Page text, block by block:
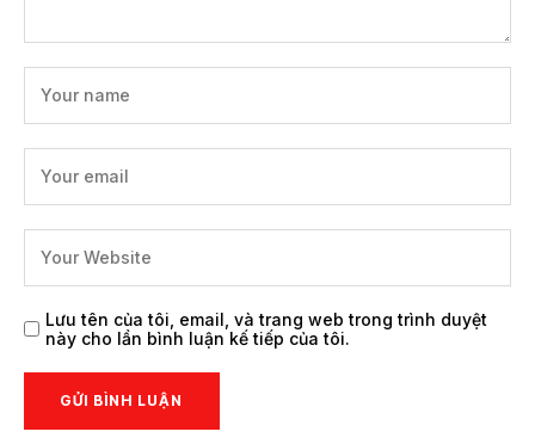
Lưu tên của tôi, email, và trang web trong trình duyệt
này cho lần bình luận kế tiếp của tôi.